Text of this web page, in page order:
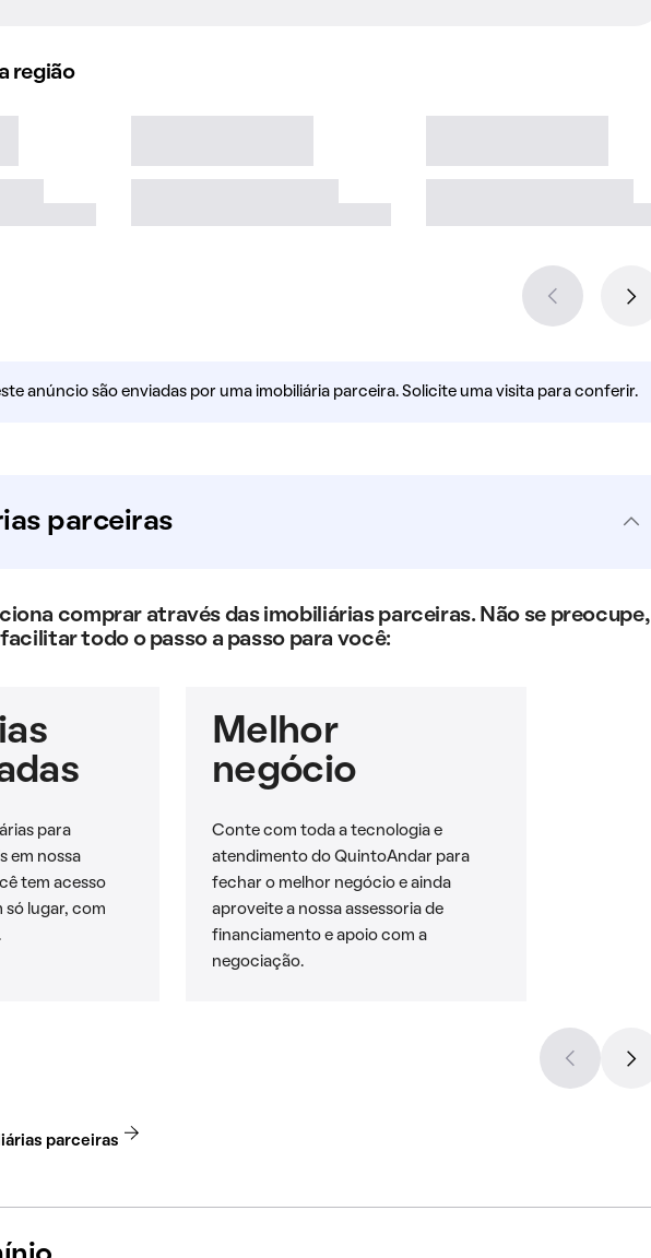
região
anúncio são enviadas por uma imobiliária parceira. Solicite uma visita para conferir.
parceiras
comprar através das imobiliárias parceiras. Não se preocupe,
todo o passo a passo para você:
para
em nossa
tem acesso
só lugar, com
Melhor
negócio
Conte com toda a tecnologia e
atendimento do QuintoAndar para
fechar o melhor negócio e ainda
aproveite a nossa assessoria de
financiamento e apoio com a
negociação.
parceiras